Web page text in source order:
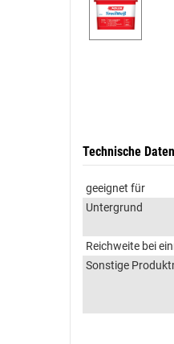
Technische Daten
geeignet für
Untergrund
Reichweite bei
Sonstige